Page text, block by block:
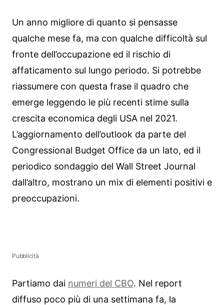
Un anno migliore di quanto si pensasse
qualche mese fa, ma con qualche difficoltà sul
fronte dell’occupazione ed il rischio di
affaticamento sul lungo periodo. Si potrebbe
riassumere con questa frase il quadro che
emerge leggendo le più recenti stime sulla
crescita economica degli USA nel 2021.
L’aggiornamento dell’outlook da parte del
Congressional Budget Office da un lato, ed il
periodico sondaggio del Wall Street Journal
dall’altro, mostrano un mix di elementi positivi e
preoccupazioni.
Pubblicità
Partiamo dai numeri del CBO. Nel report
diffuso poco più di una settimana fa, la